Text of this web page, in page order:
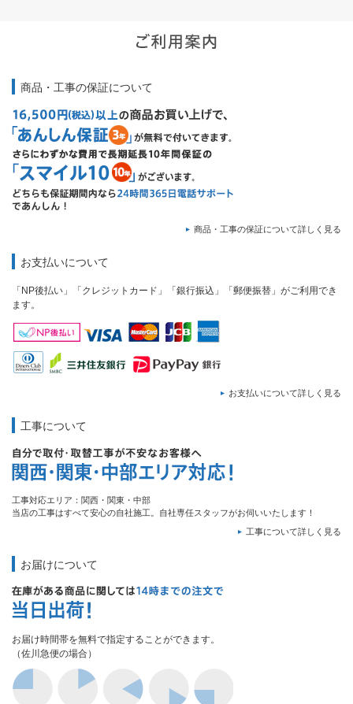
商品・工事の保証について
商品・工事の保証について詳しく見る
お支払いについて
「NP後払い」「クレジットカード」「銀行振込」「郵便振替」がご利用でき
ます。
お支払いについて詳しく見る
工事について
工事対応エリア：関西・関東・中部
当店の工事はすべて安心の自社施工。自社専任スタッフがお伺いいたします！
工事について詳しく見る
お届けについて
お届け時間帯を無料で指定することができます。
（佐川急便の場合）